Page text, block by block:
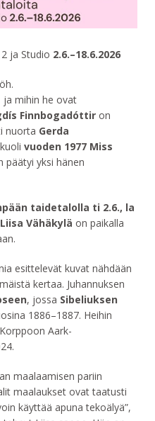
ja Studio 2.6.–18.6.2026
ja mihin he ovat
ís Finnbogadóttir on
nuorta Gerda
vuoden 1977 Miss
päätyi yksi hänen
ään taidetalolla ti 2.6., la
Liisa Vähäkylä on paikalla
esittelevät kuvat nähdään
kertaa. Juhannuksen
, jossa Sibeliuksen
1886–1887. Heihin
Aark-
maalaamisen pariin
maalaukset ovat taatusti
käyttää apuna tekoälyä”,